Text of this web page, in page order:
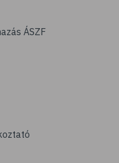
ÁSZF